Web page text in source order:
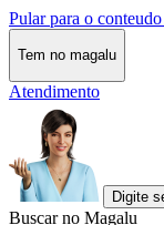
Pular para o
Tem no magalu
Atendimento
Digite
Buscar no Magalu